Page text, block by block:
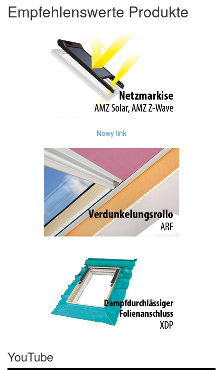
Empfehlenswerte Produkte
Nowy link
YouTube